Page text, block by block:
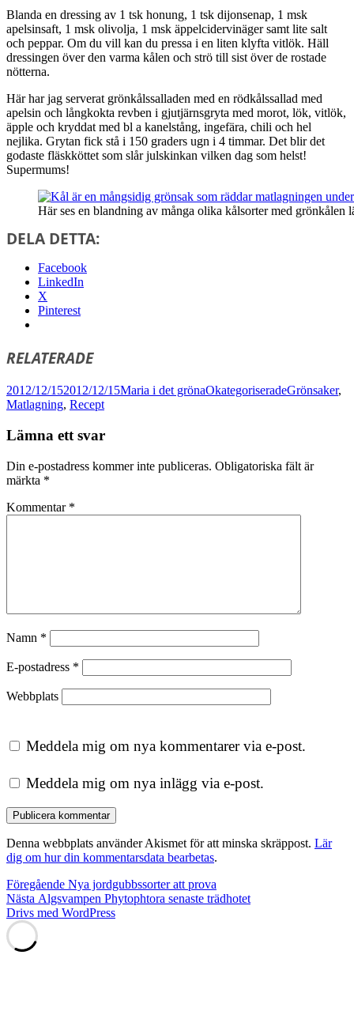
Blanda en dressing av 1 tsk honung, 1 tsk dijonsenap, 1 msk
apelsinsaft, 1 msk olivolja, 1 msk äppelcidervinäger samt lite salt
och peppar. Om du vill kan du pressa i en liten klyfta vitlök. Häll
dressingen över den varma kålen och strö till sist över de rostade
nötterna.
Här har jag serverat grönkålssalladen med en rödkålssallad med
apelsin och långkokta revben i gjutjärnsgryta med morot, lök, vitlök,
äpple och kryddat med bl a kanelstång, ingefära, chili och hel
nejlika. Grytan fick stå i 150 graders ugn i 4 timmar. Det blir det
godaste fläskköttet som slår julskinkan vilken dag som helst!
Supermums!
Här ses en blandning av många olika kålsorter med grönkålen
DELA DETTA:
Facebook
LinkedIn
X
Pinterest
RELATERADE
Postat
2012/12/152012/12/15Författare
Maria i det grönaKategorier
OkategoriseradeTaggar
Grönsaker,
Matlagning, Recept
Lämna ett svar
Din e-postadress kommer inte publiceras. Obligatoriska fält är
märkta *
Kommentar *
Namn *
E-postadress *
Webbplats
Meddela mig om nya kommentarer via e-post.
Meddela mig om nya inlägg via e-post.
Denna webbplats använder Akismet för att minska skräppost. Lär
dig om hur din kommentarsdata bearbetas.
Inläggsnavigering
Föregående Föregående
inlägg:
Nya jordgubbssorter att prova
Nästa Nästa
inlägg:
Algsvampen Phytophtora senaste trädhotet
Drivs med WordPress